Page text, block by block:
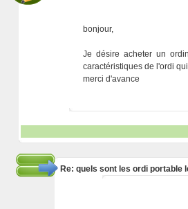
bonjour,
Je désire acheter un
caractéristiques de l'ordi
merci d'avance
Re: quels sont les ordi